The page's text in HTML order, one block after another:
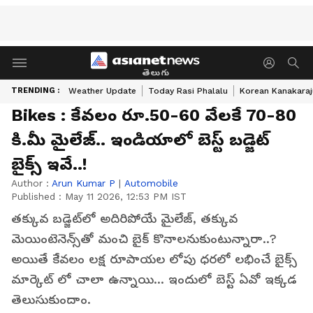
తెలుగు
TRENDING : Weather Update Today Rasi Phalalu Korean
Bikes : కేవలం రూ.50-60 వేలకే 70-80
కి.మీ మైలేజ్.. ఇండియాలో బెస్ట్ బడ్జెట్
బైక్స్ ఇవే..!
Author : Arun Kumar P | Automobile
Published : May 11 2026, 12:53 PM IST
తక్కువ బడ్జెట్‌లో అదిరిపోయే మైలేజ్, తక్కువ
మెయింటెనెన్స్‌తో మంచి బైక్ కొనాలనుకుంటున్నారా..?
అయితే కేవలం లక్ష రూపాయల లోపు ధరలో లభించే బైక్స్
మార్కెట్ లో చాలా ఉన్నాయి... ఇందులో బెస్ట్ ఏవో ఇక్కడ
తెలుసుకుందాం.